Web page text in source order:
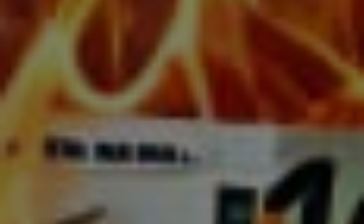
Vitamin D ist nicht nur ein Vitamin, sondern auch
ein Hormon, das Hunderte Gene an- und
abschaltet.
In unseren Breitengraden ist eine Produktion über
Sonne und Haut nur in 6 Monaten möglich. Die
meisten Menschen haben einen massiven
Vitamin-D-Mangel.